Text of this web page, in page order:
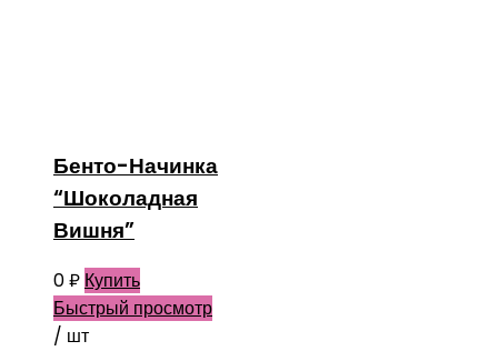
Бенто-Начинка
“Шоколадная
Вишня”
0₽ Купить
Быстрый просмотр
/ шт